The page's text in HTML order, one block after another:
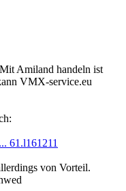
Amiland handeln ist
VMX-service.eu
61.l161211
von Vorteil.